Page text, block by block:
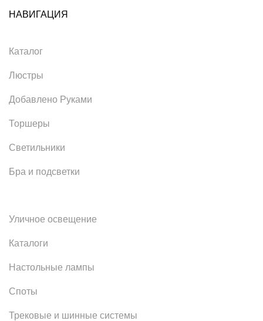
НАВИГАЦИЯ
Каталог
Люстры
Добавлено Руками
Торшеры
Светильники
Бра и подсветки
Уличное освещение
Каталоги
Настольные лампы
Споты
Трековые и шинные системы